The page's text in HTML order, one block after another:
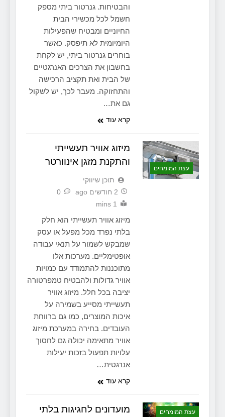
והבטיחות. גנרטור ביתי מספק
חשמל לכל מכשירי הבית
החיוניים ומבטיח שהפעילות
היומיומית לא תיפסק. כאשר
בוחרים גנרטור ביתי, יש לקחת
בחשבון את הצרכים האנרגטיים
של הבית ואת תקציב הרכישה
והתחזוקה. מעבר לכך, יש לשקול
גם את…
קרא עוד
עצת המומחים
מיזוג אוויר תעשייתי
והתקנת מזגן אינוורטר
תוכן שיווקי
2 חודשים ago
0
1 mins
מיזוג אוויר תעשייתי הוא חלק
בלתי נפרד מכל מפעל או עסק
שמבקש לשמור על תנאי עבודה
אופטימליים. מערכות אלו
מתוכננות להתמודד עם כמויות
אוויר גדולות ולהבטיח טמפרטורה
יציבה בכל חלל. מיזוג אוויר
תעשייתי מסייע בשמירה על
איכות המוצרים, כמו גם ברווחת
העובדים. בחירה במערכת מיזוג
אוויר מתאימה יכולה גם לחסוך
עלויות תפעול בזכות יעילות
אנרגטית…
קרא עוד
עצת המומחים
מועדונים לחגיגות בלתי